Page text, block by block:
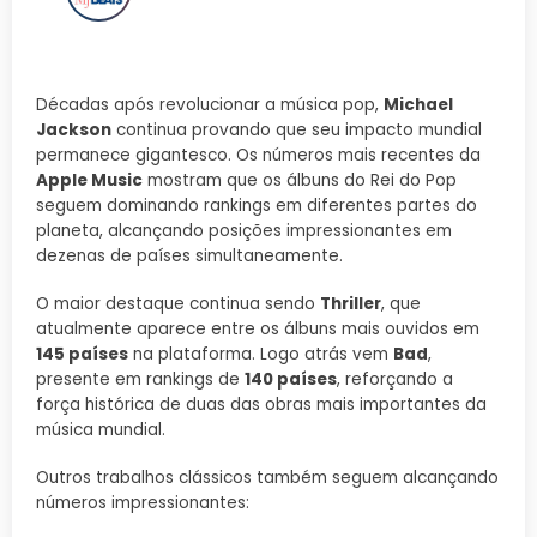
Décadas após revolucionar a música pop, Michael
Jackson continua provando que seu impacto mundial
permanece gigantesco. Os números mais recentes da
Apple Music mostram que os álbuns do Rei do Pop
seguem dominando rankings em diferentes partes do
planeta, alcançando posições impressionantes em
dezenas de países simultaneamente.
O maior destaque continua sendo Thriller, que
atualmente aparece entre os álbuns mais ouvidos em
145 países na plataforma. Logo atrás vem Bad,
presente em rankings de 140 países, reforçando a
força histórica de duas das obras mais importantes da
música mundial.
Outros trabalhos clássicos também seguem alcançando
números impressionantes: